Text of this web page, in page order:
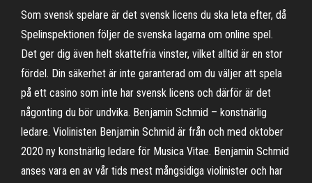
Som svensk spelare är det svensk licens du ska leta efter, då
Spelinspektionen följer de svenska lagarna om online spel.
Det ger dig även helt skattefria vinster, vilket alltid är en stor
fördel. Din säkerhet är inte garanterad om du väljer att spela
på ett casino som inte har svensk licens och därför är det
någonting du bör undvika. Benjamin Schmid – konstnärlig
ledare. Violinisten Benjamin Schmid är från och med oktober
2020 ny konstnärlig ledare för Musica Vitae. Benjamin Schmid
anses vara en av vår tids mest mångsidiga violinister och har